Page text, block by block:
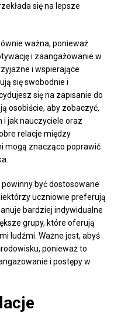
się na lepsze
ważna, ponieważ
i zaangażowanie w
i wspierające
się swobodnie i
się na zapisanie do
osobiście, aby zobaczyć,
i jak nauczyciele oraz
relacje między
mogą znacząco poprawić
być dostosowane
uczniowie preferują
bardziej indywidualne
grupy, które oferują
ludźmi. Ważne jest, abyś
ponieważ to
i postępy w